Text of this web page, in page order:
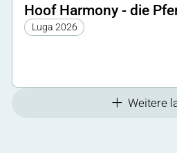
Hoof Harmony - die
Luga 2026
Weitere